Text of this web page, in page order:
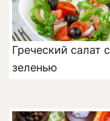
Греческий салат с
зеленью